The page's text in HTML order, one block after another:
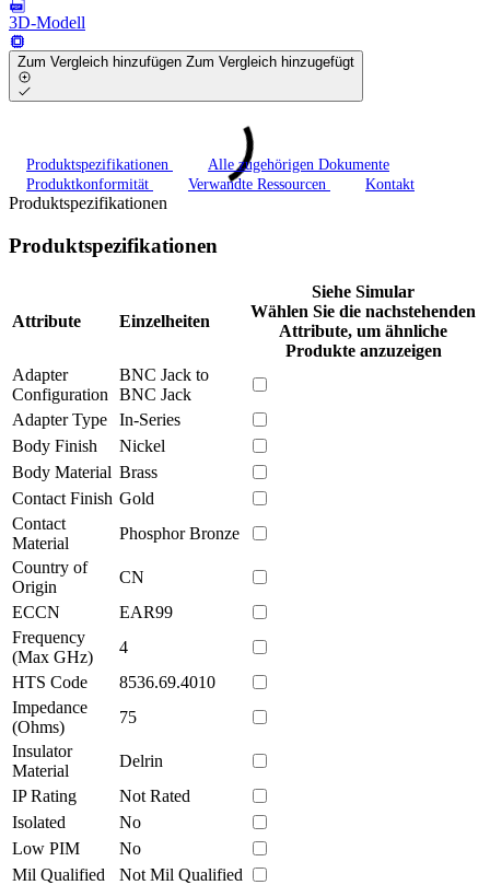
3D-Modell
Zum Vergleich hinzufügen Zum Vergleich hinzugefügt
Produktspezifikationen
Alle zugehörigen Dokumente
Produktkonformität
Verwandte Ressourcen Kontakt
Produktspezifikationen
Produktspezifikationen
Attribute Einzelheiten
Siehe Simular
Wählen Sie die nachstehenden
Attribute, um ähnliche
Produkte anzuzeigen
Adapter
Configuration
BNC Jack to
BNC Jack
Adapter Type
In-Series
Body Finish
Nickel
Body Material Brass
Contact Finish Gold
Contact
Material
Phosphor Bronze
Country of
Origin
CN
ECCN
EAR99
Frequency
(Max GHz)
4
HTS Code
8536.69.4010
Impedance
(Ohms)
75
Insulator
Material
Delrin
IP Rating
Not Rated
Isolated
No
Low PIM
No
Mil Qualified
Not Mil Qualified